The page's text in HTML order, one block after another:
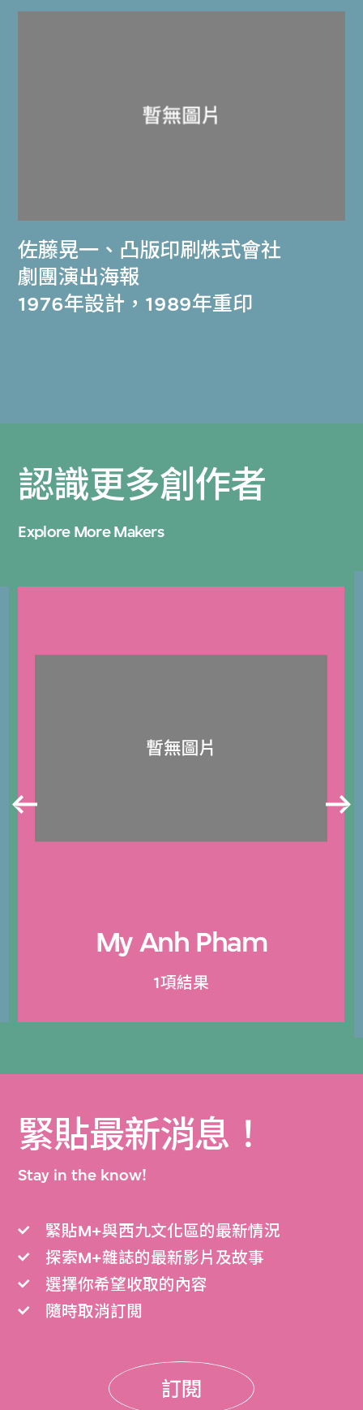
佐藤晃一 、 凸版印刷株式會社
劇團演出海報
1976年設計，1989年重印
認識更多創作者
Explore More Makers
My Anh Pham
1項結果
緊貼最新消息！
Stay in the know!
緊貼M+與西九文化區的最新情況
探索M+雜誌的最新影片及故事
選擇你希望收取的內容
隨時取消訂閲
訂閱